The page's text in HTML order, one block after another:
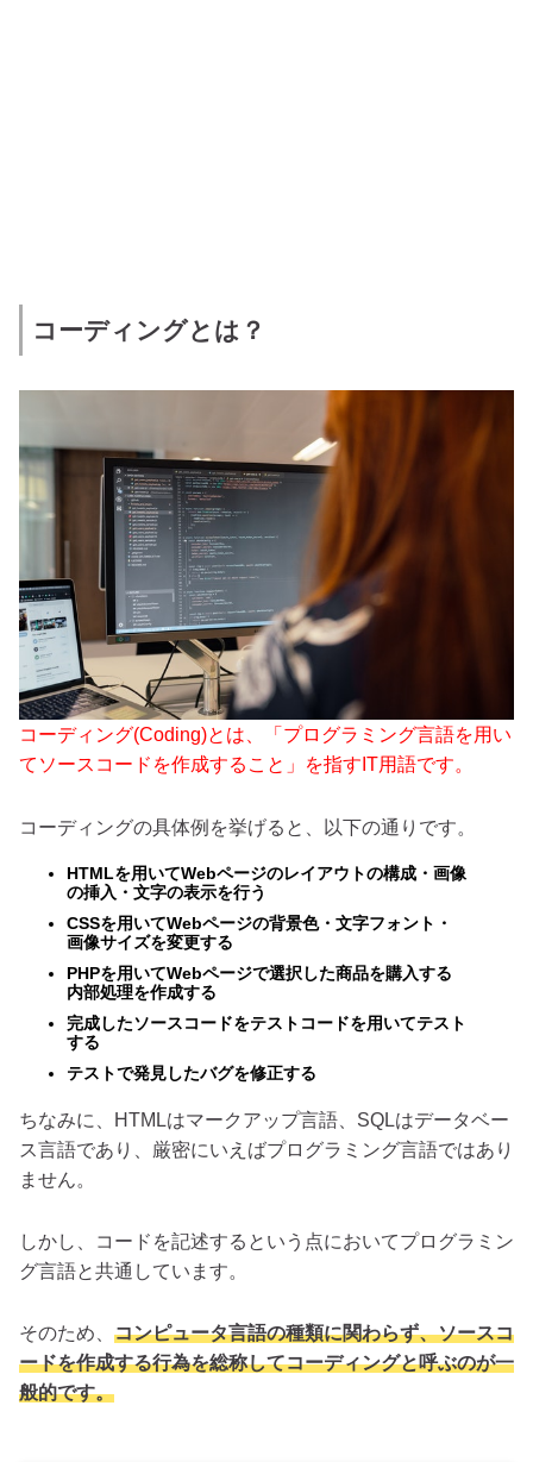
コーディングとは？
コーディング(Coding)とは、「プログラミング言語を用い
てソースコードを作成すること」を指すIT用語です。
コーディングの具体例を挙げると、以下の通りです。
HTMLを用いてWebページのレイアウトの構成・画像
の挿入・文字の表示を行う
CSSを用いてWebページの背景色・文字フォント・
画像サイズを変更する
PHPを用いてWebページで選択した商品を購入する
内部処理を作成する
完成したソースコードをテストコードを用いてテスト
する
テストで発見したバグを修正する
ちなみに、HTMLはマークアップ言語、SQLはデータベー
ス言語であり、厳密にいえばプログラミング言語ではあり
ません。
しかし、コードを記述するという点においてプログラミン
グ言語と共通しています。
そのため、 コンピュータ言語の種類に関わらず、ソースコ
ードを作成する行為を総称してコーディングと呼ぶのが一
般的です。